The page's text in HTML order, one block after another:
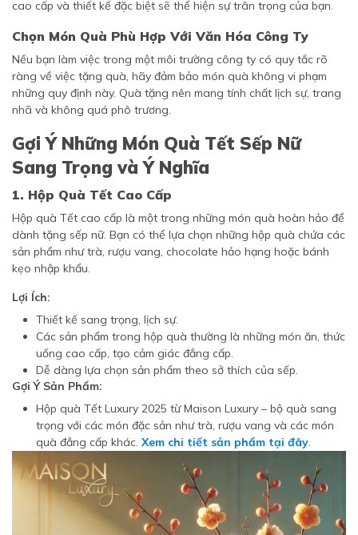
cao cấp và thiết kế đặc biệt sẽ thể hiện sự trân trọng của bạn.
Chọn Món Quà Phù Hợp Với Văn Hóa Công Ty
Nếu bạn làm việc trong một môi trường công ty có quy tắc rõ
ràng về việc tặng quà, hãy đảm bảo món quà không vi phạm
những quy định này. Quà tặng nên mang tính chất lịch sự, trang
nhã và không quá phô trương.
Gợi Ý Những Món Quà Tết Sếp Nữ
Sang Trọng và Ý Nghĩa
1. Hộp Quà Tết Cao Cấp
Hộp quà Tết cao cấp là một trong những món quà hoàn hảo để
dành tặng sếp nữ. Bạn có thể lựa chọn những hộp quà chứa các
sản phẩm như trà, rượu vang, chocolate hảo hạng hoặc bánh
kẹo nhập khẩu.
Lợi Ích:
Thiết kế sang trọng, lịch sự.
Các sản phẩm trong hộp quà thường là những món ăn, thức
uống cao cấp, tạo cảm giác đẳng cấp.
Dễ dàng lựa chọn sản phẩm theo sở thích của sếp.
Gợi Ý Sản Phẩm:
Hộp quà Tết Luxury 2025 từ Maison Luxury – bộ quà sang
trọng với các món đặc sản như trà, rượu vang và các món
quà đẳng cấp khác. Xem chi tiết sản phẩm tại đây.